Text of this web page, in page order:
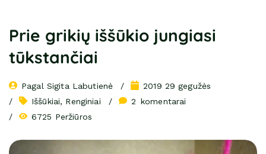
Prie grikių iššūkio jungiasi
tūkstančiai
Pagal Sigita Labutienė
2019 29 gegužės
Iššūkiai, Renginiai 2 komentarai
6725 Peržiūros